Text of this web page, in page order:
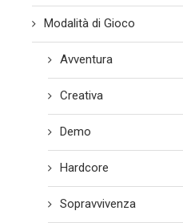
Modalità di Gioco
Avventura
Creativa
Demo
Hardcore
Sopravvivenza